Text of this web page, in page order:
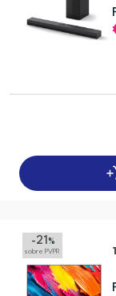
-21 %
sobre PVPR